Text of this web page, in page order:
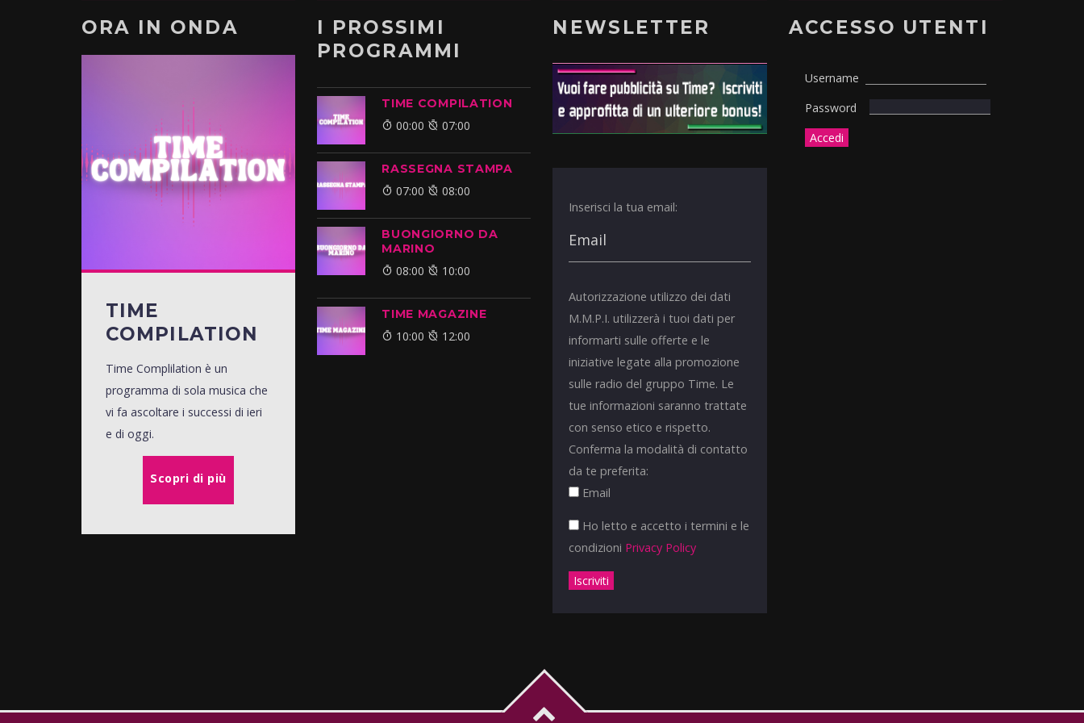
ORA IN ONDA
TIME
COMPILATION
Time Complilation è un
programma di sola musica che
vi fa ascoltare i successi di ieri
e di oggi.
Scopri di più
I PROSSIMI
PROGRAMMI
TIME COMPILATION
00:00 07:00
RASSEGNA STAMPA
07:00 08:00
BUONGIORNO DA
MARINO
08:00 10:00
TIME MAGAZINE
10:00 12:00
NEWSLETTER
Inserisci la tua email:
Autorizzazione utilizzo dei dati
M.M.P.I. utilizzerà i tuoi dati per
informarti sulle offerte e le
iniziative legate alla promozione
sulle radio del gruppo Time. Le
tue informazioni saranno trattate
con senso etico e rispetto.
Conferma la modalità di contatto
da te preferita:
Email
Ho letto e accetto i termini e le
condizioni Privacy Policy
ACCESSO UTENTI
Username
Password